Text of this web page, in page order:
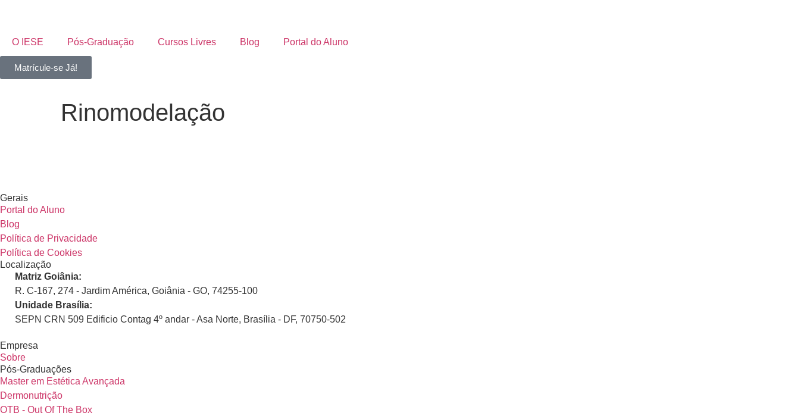
O IESE Pós-Graduação Cursos Livres Blog Portal do Aluno
Matrícule-se Já!
Rinomodelação
Gerais
Portal do Aluno
Blog
Política de Privacidade
Política de Cookies
Localização
Matriz Goiânia:
R. C-167, 274 - Jardim América, Goiânia - GO, 74255-100
Unidade Brasília:
SEPN CRN 509 Edificio Contag 4º andar - Asa Norte, Brasília - DF, 70750-502
Empresa
Sobre
Pós-Graduações
Master em Estética Avançada
Dermonutrição
OTB - Out Of The Box